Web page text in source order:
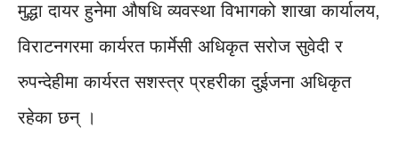
मुद्धा दायर हुनेमा औषधि व्यवस्था विभागको शाखा कार्यालय,
विराटनगरमा कार्यरत फार्मेसी अधिकृत सरोज सुवेदी र
रुपन्देहीमा कार्यरत सशस्त्र प्रहरीका दुईजना अधिकृत
रहेका छन् ।